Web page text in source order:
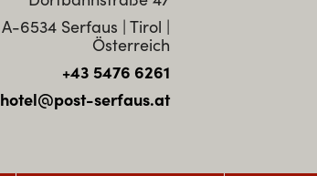
A-6534 Serfaus | Tirol |
Österreich
+43 5476 6261
hotel@post-serfaus.at